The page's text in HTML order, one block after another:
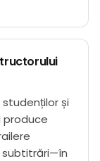
și
produce
subtitrări—în